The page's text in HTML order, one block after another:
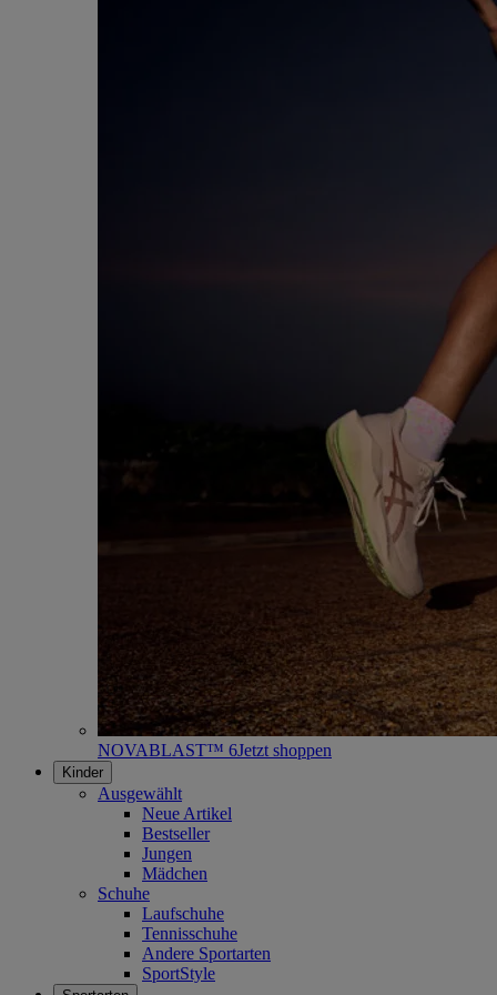
NOVABLAST™ 6Jetzt shoppen
Kinder
Ausgewählt
Neue Artikel
Bestseller
Jungen
Mädchen
Schuhe
Laufschuhe
Tennisschuhe
Andere Sportarten
SportStyle